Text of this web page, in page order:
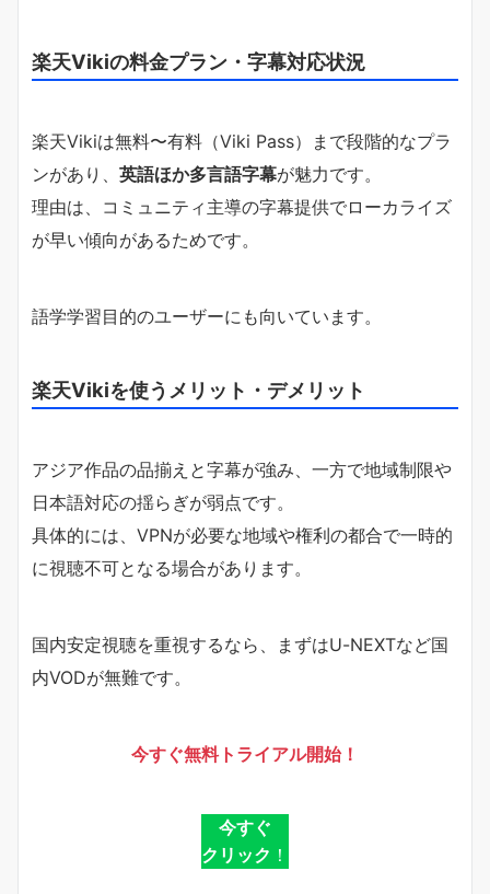
楽天Vikiの料金プラン・字幕対応状況
楽天Vikiは無料〜有料（Viki Pass）まで段階的なプラ
ンがあり、 英語ほか多言語字幕が魅力です。
理由は、コミュニティ主導の字幕提供でローカライズ
が早い傾向があるためです。
語学学習目的のユーザーにも向いています。
楽天Vikiを使うメリット・デメリット
アジア作品の品揃えと字幕が強み、一方で地域制限や
日本語対応の揺らぎが弱点です。
具体的には、VPNが必要な地域や権利の都合で一時的
に視聴不可となる場合があります。
国内安定視聴を重視するなら、まずはU-NEXTなど国
内VODが無難です。
今すぐ無料トライアル開始！
今すぐ
クリック ！